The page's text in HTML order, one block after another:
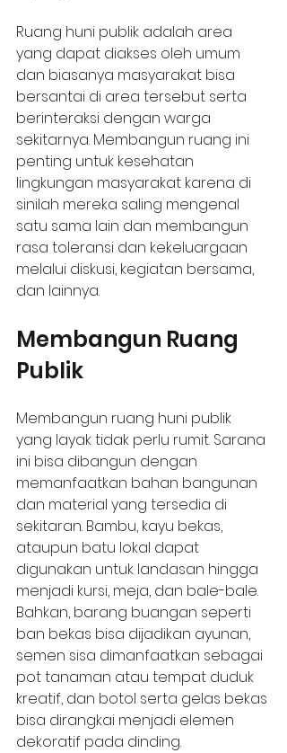
Ruang huni publik adalah area
yang dapat diakses oleh umum
dan biasanya masyarakat bisa
bersantai di area tersebut serta
berinteraksi dengan warga
sekitarnya. Membangun ruang ini
penting untuk kesehatan
lingkungan masyarakat karena di
sinilah mereka saling mengenal
satu sama lain dan membangun
rasa toleransi dan kekeluargaan
melalui diskusi, kegiatan bersama,
dan lainnya.
Membangun Ruang
Publik
Membangun ruang huni publik
yang layak tidak perlu rumit. Sarana
ini bisa dibangun dengan
memanfaatkan bahan bangunan
dan material yang tersedia di
sekitaran. Bambu, kayu bekas,
ataupun batu lokal dapat
digunakan untuk landasan hingga
menjadi kursi, meja, dan bale-bale.
Bahkan, barang buangan seperti
ban bekas bisa dijadikan ayunan,
semen sisa dimanfaatkan sebagai
pot tanaman atau tempat duduk
kreatif, dan botol serta gelas bekas
bisa dirangkai menjadi elemen
dekoratif pada dinding.